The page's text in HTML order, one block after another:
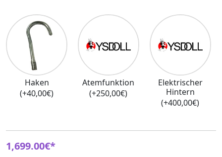
Haken
(+40,00€)
Atemfunktion
(+250,00€)
Elektrischer
Hintern
(+400,00€)
1,699.00€*